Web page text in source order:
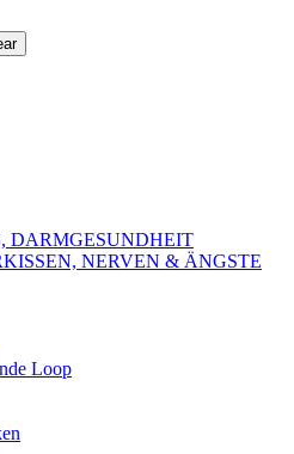
DARMGESUNDHEIT
NERVEN & ÄNGSTE
Loop